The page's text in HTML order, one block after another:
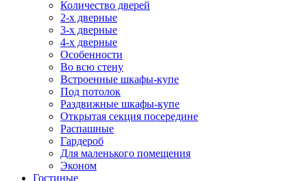
Количество дверей
2-х дверные
3-х дверные
4-х дверные
Особенности
Во всю стену
Встроенные шкафы-купе
Под потолок
Раздвижные шкафы-купе
Открытая секция посередине
Распашные
Гардероб
Для маленького помещения
Эконом
Гостиные